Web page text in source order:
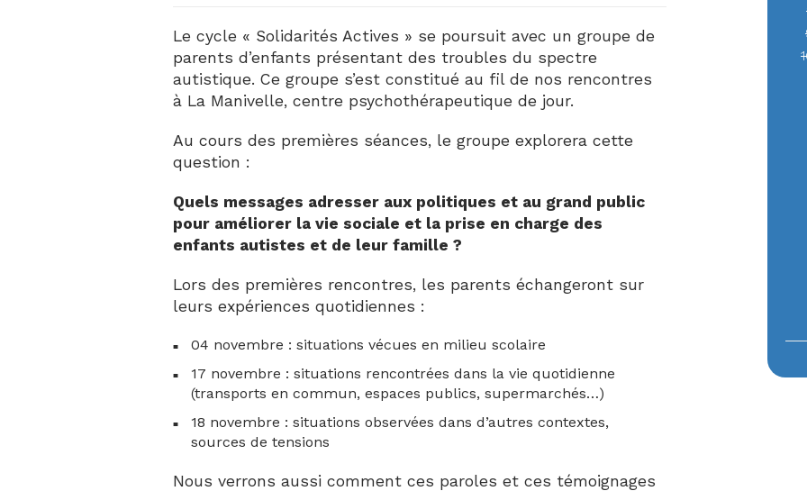
Le cycle « Solidarités Actives » se poursuit avec un groupe de
parents d’enfants présentant des troubles du spectre
autistique. Ce groupe s’est constitué au fil de nos rencontres
à La Manivelle, centre psychothérapeutique de jour.
Au cours des premières séances, le groupe explorera cette
question :
Quels messages adresser aux politiques et au grand public
pour améliorer la vie sociale et la prise en charge des
enfants autistes et de leur famille ?
Lors des premières rencontres, les parents échangeront sur
leurs expériences quotidiennes :
04 novembre : situations vécues en milieu scolaire
17 novembre : situations rencontrées dans la vie quotidienne
(transports en commun, espaces publics, supermarchés…)
18 novembre : situations observées dans d’autres contextes,
sources de tensions
Nous verrons aussi comment ces paroles et ces témoignages